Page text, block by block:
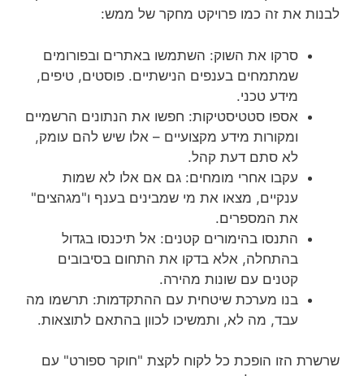
לבנות את זה כמו פרויקט מחקר של ממש:
סרקו את השוק: השתמשו באתרים ובפורומים
שמתמחים בענפים הנישתיים. פוסטים, טיפים,
מידע טכני.
אספו סטטיסטיקות: חפשו את הנתונים הרשמיים
ומקורות מידע מקצועיים – אלו שיש להם עומק,
לא סתם דעת קהל.
עקבו אחרי מומחים: גם אם אלו לא שמות
ענקיים, מצאו את מי שמבינים בענף ו"מגהצים"
את המספרים.
התנסו בהימורים קטנים: אל תיכנסו בגדול
בהתחלה, אלא בדקו את התחום בסיבובים
קטנים עם שונות מהירה.
בנו מערכת שיטחית עם ההתקדמות: תרשמו מה
עבד, מה לא, ותמשיכו לכוון בהתאם לתוצאות.
שרשרת הזו הופכת כל לקוח לקצת "חוקר ספורט" עם